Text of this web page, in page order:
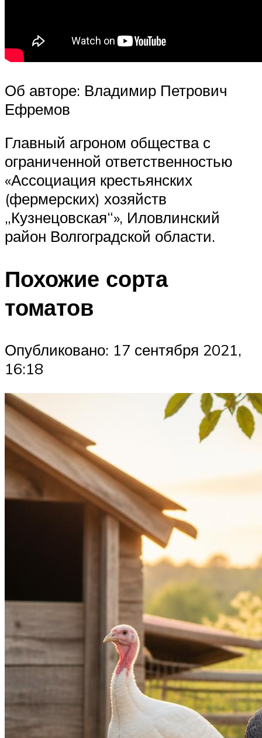
Об авторе: Владимир Петрович
Ефремов
Главный агроном общества с
ограниченной ответственностью
«Ассоциация крестьянских
(фермерских) хозяйств
„Кузнецовская“», Иловлинский
район Волгоградской области.
Похожие сорта
томатов
Опубликовано: 17 сентября 2021,
16:18